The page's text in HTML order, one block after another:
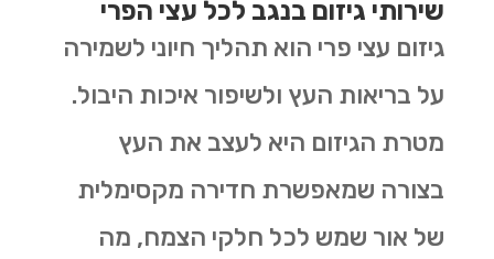
שירותי גיזום בנגב לכל עצי הפרי
גיזום עצי פרי הוא תהליך חיוני לשמירה
על בריאות העץ ולשיפור איכות היבול.
מטרת הגיזום היא לעצב את העץ
בצורה שמאפשרת חדירה מקסימלית
של אור שמש לכל חלקי הצמח, מה